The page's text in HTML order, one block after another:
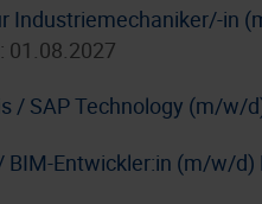
Industriemechaniker/-in
01.08.2027
/ SAP Technology (m/w/
BIM-Entwickler:in (m/w/d)